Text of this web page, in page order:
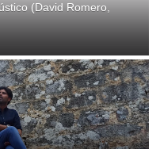
(David Romero,